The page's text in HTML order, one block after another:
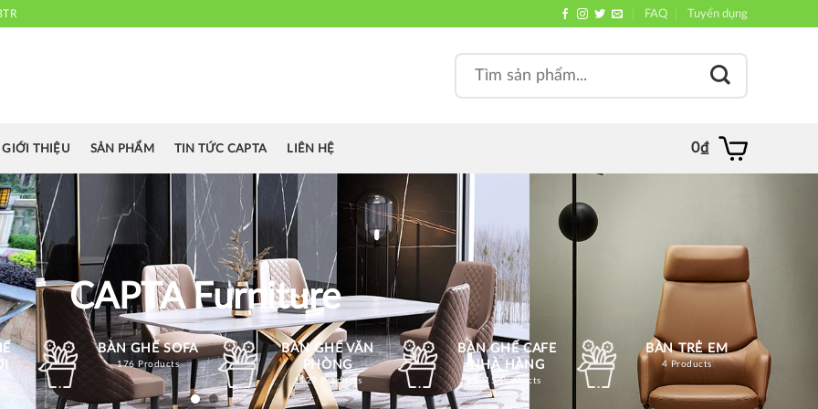
FAQ Tuyển dụng
for:
GIỚI THIỆU SẢN PHẨM TIN TỨC CAPTA LIÊN HỆ 0₫
CAPTA Furniture
BÀN GHẾ SOFA
176 Products
BÀN GHẾ VĂN
PHÒNG
1129 Products
BÀN GHẾ CAFE
NHÀ HÀNG
1215 Products
BÀN TRẺ EM
4 Products